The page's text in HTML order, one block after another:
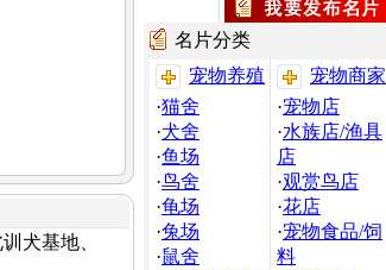
犬基地、
名片分类
宠物养殖
·猫舍
·犬舍
·鱼场
·鸟舍
·龟场
·兔场
·鼠舍
宠物商家
·宠物店
·水族店/渔具
店
·观赏鸟店
·花店
·宠物食品/饲
料